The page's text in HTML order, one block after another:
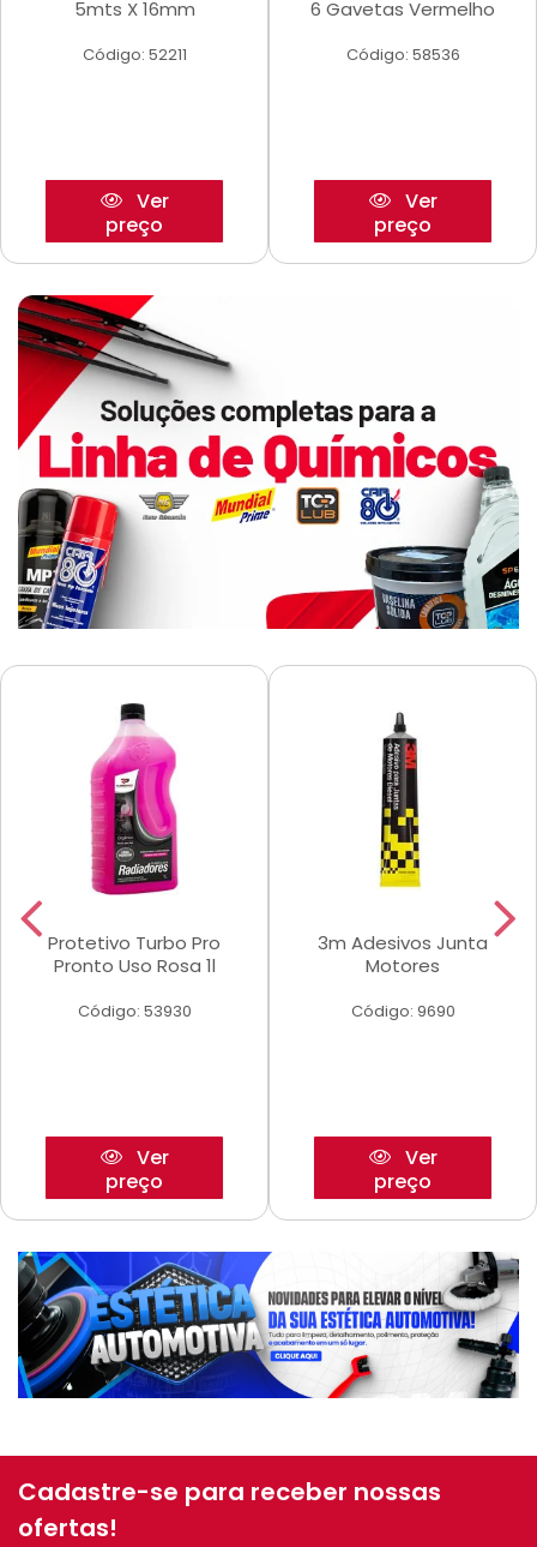
5mts X 16mm
Código: 52211
Ver
preço
6 Gavetas Vermelho
Código: 58536
Ver
preço
Protetivo Turbo Pro
Pronto Uso Rosa 1l
Código: 53930
Ver
preço
3m Adesivos Junta
Motores
Código: 9690
Ver
preço
Cadastre-se para receber nossas
ofertas!